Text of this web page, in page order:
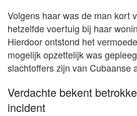
Volgens haar was de man kort
hetzelfde voertuig bij haar
Hierdoor ontstond het
mogelijk opzettelijk was
slachtoffers zijn van Cubaanse
Verdachte bekent
incident